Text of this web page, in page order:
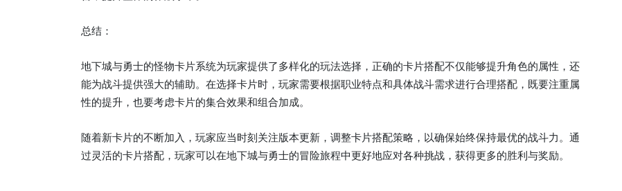
总结：
地下城与勇士的怪物卡片系统为玩家提供了多样化的玩法选择，正确的卡片搭配不仅能够提升角色的属性，还
能为战斗提供强大的辅助。在选择卡片时，玩家需要根据职业特点和具体战斗需求进行合理搭配，既要注重属
性的提升，也要考虑卡片的集合效果和组合加成。
随着新卡片的不断加入，玩家应当时刻关注版本更新，调整卡片搭配策略，以确保始终保持最优的战斗力。通
过灵活的卡片搭配，玩家可以在地下城与勇士的冒险旅程中更好地应对各种挑战，获得更多的胜利与奖励。